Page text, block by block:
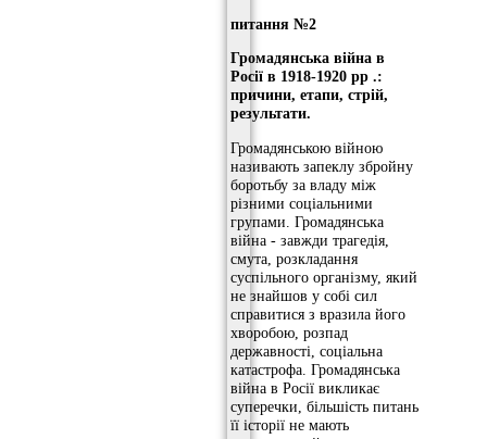
питання №2
Громадянська війна в
Росії в 1918-1920 рр .:
причини, етапи, стрій,
результати.
Громадянською війною
називають запеклу збройну
боротьбу за владу між
різними соціальними
групами. Громадянська
війна - завжди трагедія,
смута, розкладання
суспільного організму, який
не знайшов у собі сил
справитися з вразила його
хворобою, розпад
державності, соціальна
катастрофа. Громадянська
війна в Росії викликає
суперечки, більшість питань
її історії не мають